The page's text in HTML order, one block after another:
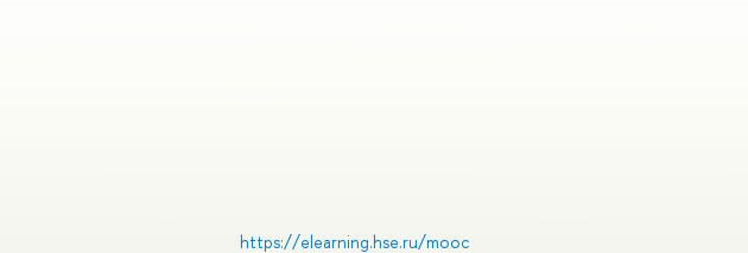
https://elearning.hse.ru/mooc